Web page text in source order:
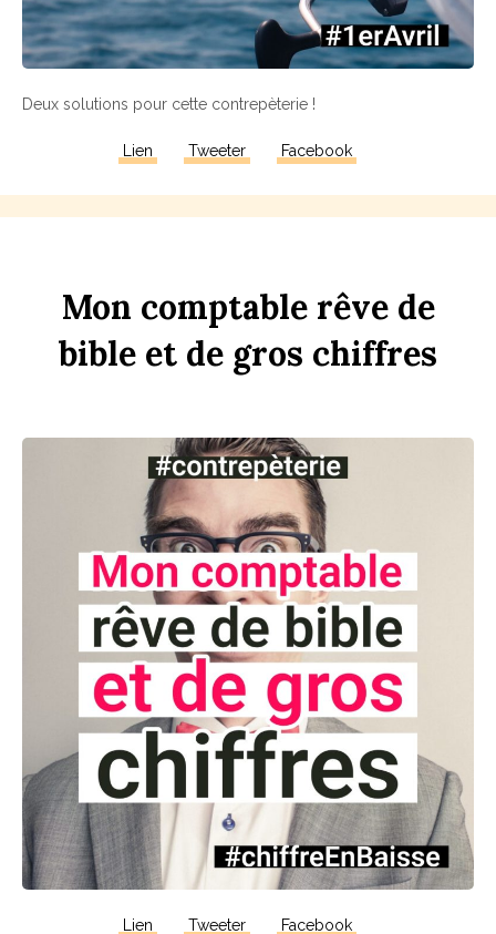
Deux solutions pour cette contrepèterie !
Lien Tweeter Facebook
Mon comptable rêve de
bible et de gros chiffres
Lien Tweeter Facebook